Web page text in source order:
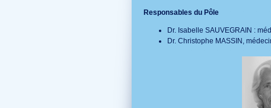
Responsables du Pôle
Dr. Isabelle SAUVEGRAIN :
Dr. Christophe MASSIN,